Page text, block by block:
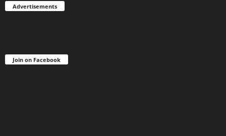
Advertisements
Join on Facebook